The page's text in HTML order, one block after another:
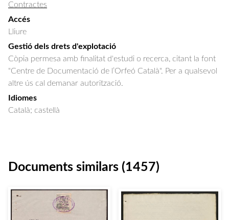
Contractes
Accés
Lliure
Gestió dels drets d'explotació
Còpia permesa amb finalitat d'estudi o recerca, citant la font
"Centre de Documentació de l’Orfeó Català". Per a qualsevol
altre ús cal demanar autorització.
Idiomes
Català; castellà
Documents similars (1457)